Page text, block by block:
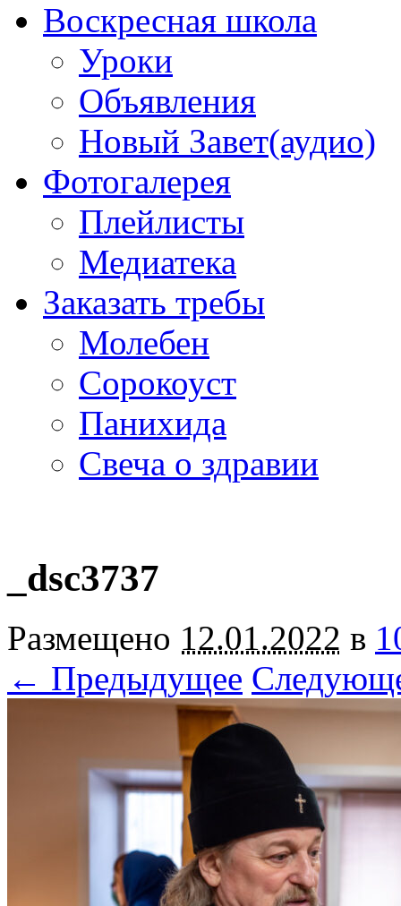
Воскресная школа
Уроки
Объявления
Новый Завет(аудио)
Фотогалерея
Плейлисты
Медиатека
Заказать требы
Молебен
Сорокоуст
Панихида
Свеча о здравии
_dsc3737
Размещено 12.01.2022 в
← Предыдущее